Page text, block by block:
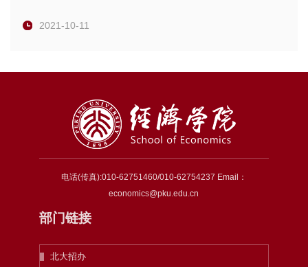
2021-10-11
电话(传真):010-62751460/010-62754237 Email：
economics@pku.edu.cn
部门链接
北大招办